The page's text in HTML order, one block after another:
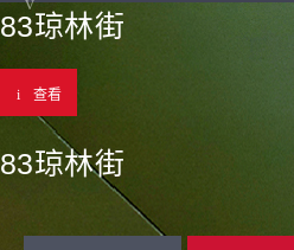
83琼林街
查看
83琼林街